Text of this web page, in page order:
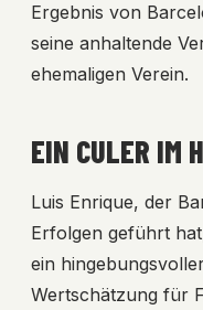
Ergebnis von
seine anhaltende
ehemaligen Verein.
EIN CULER IM
Luis Enrique, der
Erfolgen geführt
ein
Wertschätzung für